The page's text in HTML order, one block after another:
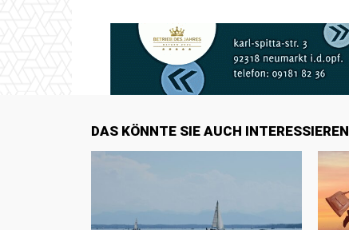
DAS KÖNNTE SIE AUCH INTERESSIEREN